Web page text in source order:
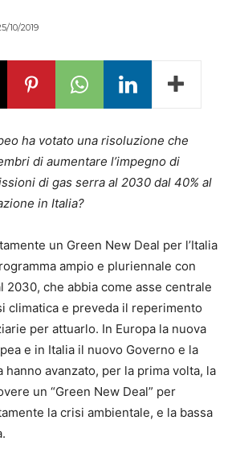
10/2019
ha votato una risoluzione che
di aumentare l’impegno di
di gas serra al 2030 dal 40% al
in Italia?
un Green New Deal per l’Italia
ampio e pluriennale con
2030, che abbia come asse centrale
climatica e preveda il reperimento
per attuarlo. In Europa la nuova
e in Italia il nuovo Governo e la
hanno avanzato, per la prima volta, la
un “Green New Deal” per
la crisi ambientale, e la bassa